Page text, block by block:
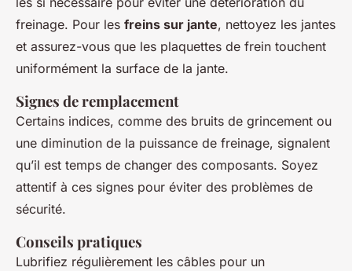
freinage. Pour les freins sur jante, nettoyez les jantes
et assurez-vous que les plaquettes de frein touchent
uniformément la surface de la jante.
Signes de remplacement
Certains indices, comme des bruits de grincement ou
une diminution de la puissance de freinage, signalent
qu’il est temps de changer des composants. Soyez
attentif à ces signes pour éviter des problèmes de
sécurité.
Conseils pratiques
Lubrifiez régulièrement les câbles pour un